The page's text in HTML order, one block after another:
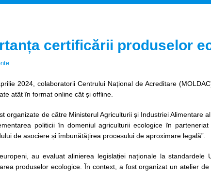
certificării produselor
2024, colaboratorii Centrului Național de Acreditare
atât în format online cât și offline.
organizate de către Ministerul Agriculturii și Industriei
politicii în domeniul agriculturii ecologice în
de asociere și îmbunătățirea procesului de aproximare legală”.
au evaluat alinierea legislației naționale la
produselor ecologice. În context, a fost organizat un atelier